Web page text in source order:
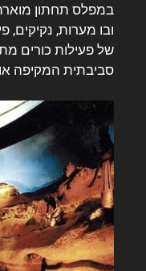
במפלס תחתון
ובו מערות, נקיקים,
של פעילות כורים
סביבתית המקיפה